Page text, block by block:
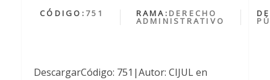
CÓDIGO: 751 RAMA: DERECHO
ADMINISTRATIVO
DescargarCódigo: 751|Autor: CIJUL en